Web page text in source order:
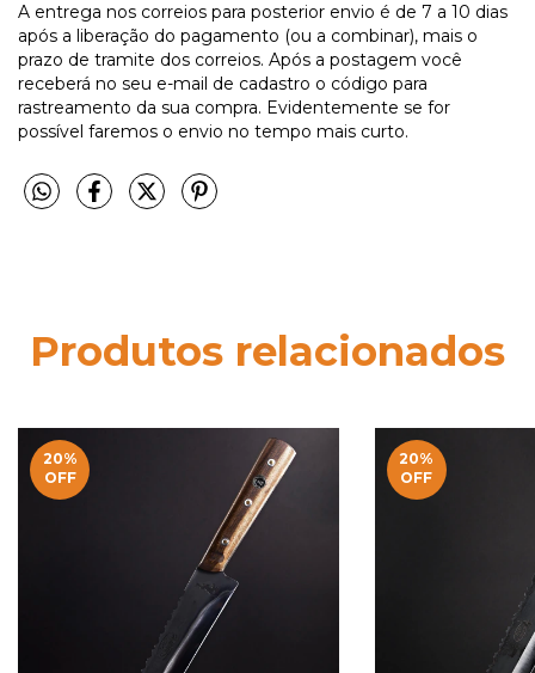
A entrega nos correios para posterior envio é de 7 a 10 dias
após a liberação do pagamento (ou a combinar), mais o
prazo de tramite dos correios. Após a postagem você
receberá no seu e-mail de cadastro o código para
rastreamento da sua compra. Evidentemente se for
possível faremos o envio no tempo mais curto.
Produtos relacionados
20%
OFF
20%
OFF